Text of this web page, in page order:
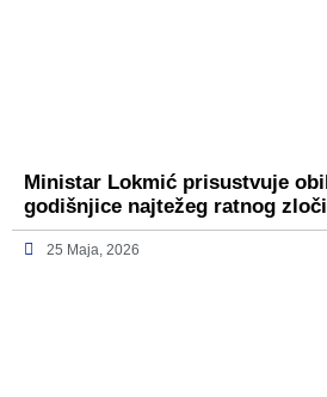
Ministar Lokmić prisustvuje
godišnjice najtežeg ratnog
25 Maja, 2026